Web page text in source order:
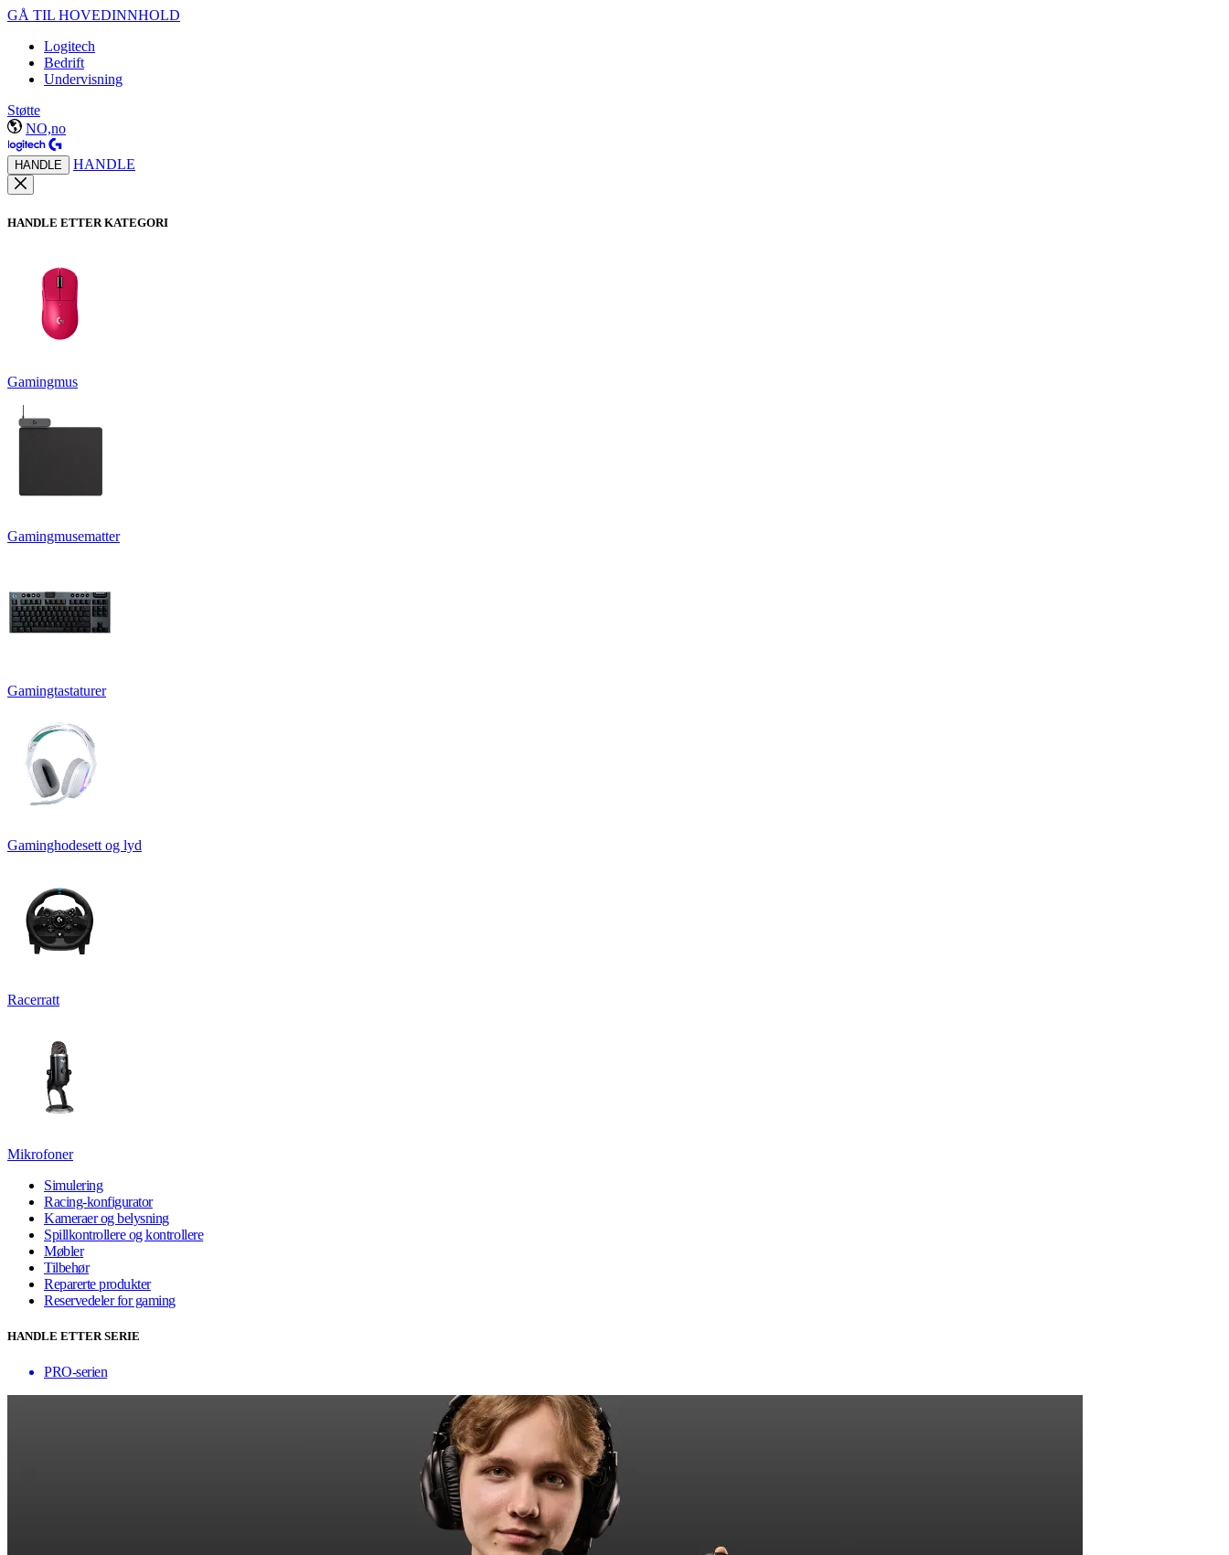
GÅ TIL HOVEDINNHOLD
Logitech
Bedrift
Undervisning
Støtte
NO,no
HANDLE HANDLE
HANDLE ETTER KATEGORI
Gamingmus
Gamingmusematter
Gamingtastaturer
Gaminghodesett og lyd
Racerratt
Mikrofoner
Simulering
Racing-konfigurator
Kameraer og belysning
Spillkontrollere og kontrollere
Møbler
Tilbehør
Reparerte produkter
Reservedeler for gaming
HANDLE ETTER SERIE
PRO-serien